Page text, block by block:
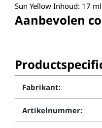
Sun Yellow Inhoud: 17
Aanbevolen
Fabrikant:
Artikelnummer: